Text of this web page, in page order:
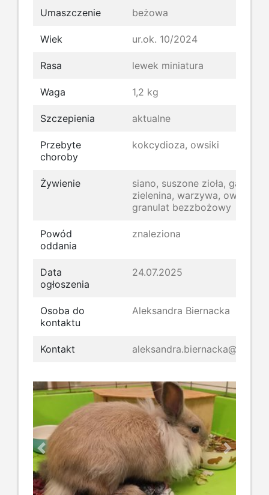
Umaszczenie beżowa
Wiek ur.ok. 10/2024
Rasa lewek miniatura
Waga 1,2 kg
Szczepienia aktualne
Przebyte
choroby
kokcydioza, owsiki
Żywienie
siano, suszone zioła, gałązki,
zielenina, warzywa, owoce,
granulat bezzbożowy
Powód
oddania
znaleziona
Data
ogłoszenia
24.07.2025
Osoba do
kontaktu
Aleksandra Biernacka
Kontakt
Previous Next